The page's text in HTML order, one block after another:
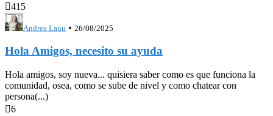
415
Andrea Lauu • 26/08/2025
Hola Amigos, necesito su ayuda
Hola amigos, soy nueva... quisiera saber como es que funciona la
comunidad, osea, como se sube de nivel y como chatear con
persona(...)
6